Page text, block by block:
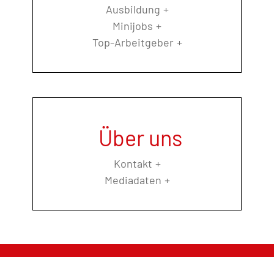
Ausbildung
Minijobs
Top-Arbeitgeber
Über uns
Kontakt
Mediadaten